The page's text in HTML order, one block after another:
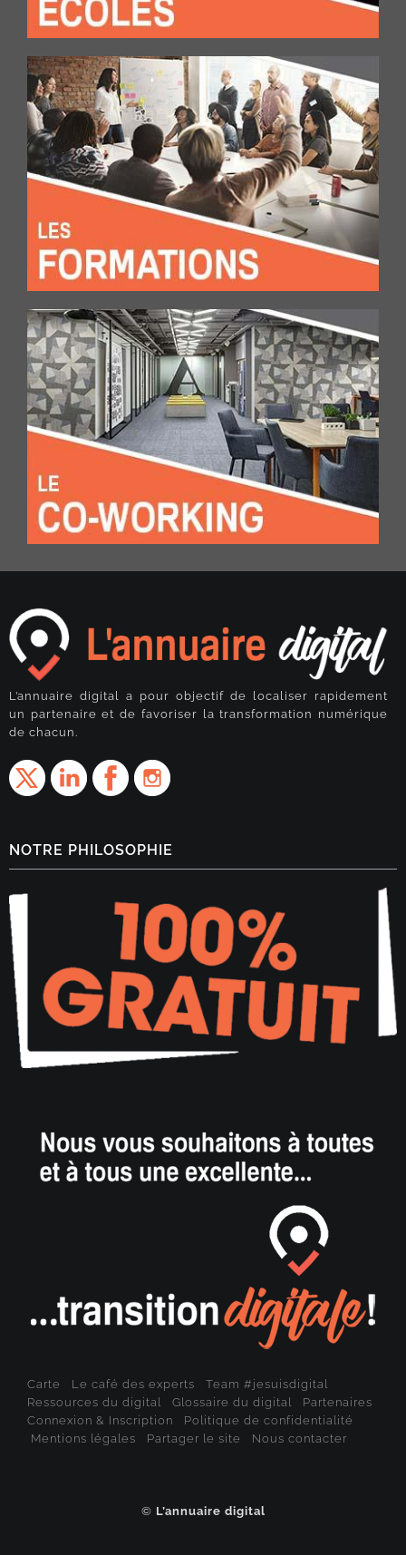
L’annuaire digital a pour objectif de localiser rapidement
un partenaire et de favoriser la transformation numérique
de chacun.
NOTRE PHILOSOPHIE
Carte Le café des experts
Team #jesuisdigital
Ressources du digital
Glossaire du digital
Partenaires
Connexion & Inscription
Politique de confidentialité
Mentions légales
Partager le site Nous contacter
© L’annuaire digital